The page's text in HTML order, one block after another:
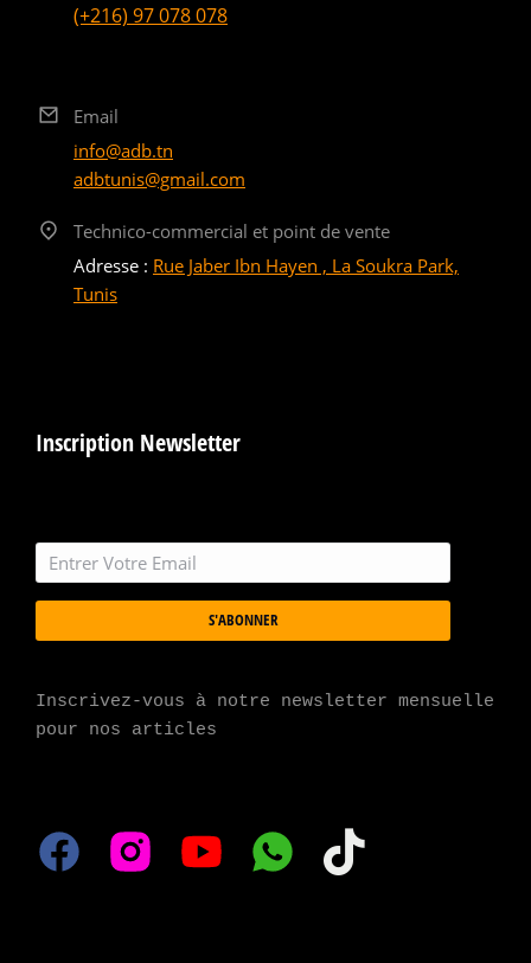
(+216) 97 078 078
Email
info@adb.tn
adbtunis@gmail.com
Technico-commercial et point de vente
Adresse : Rue Jaber Ibn Hayen , La Soukra Park,
Tunis
Inscription Newsletter
S'ABONNER
Inscrivez-vous à notre newsletter mensuelle
pour nos articles